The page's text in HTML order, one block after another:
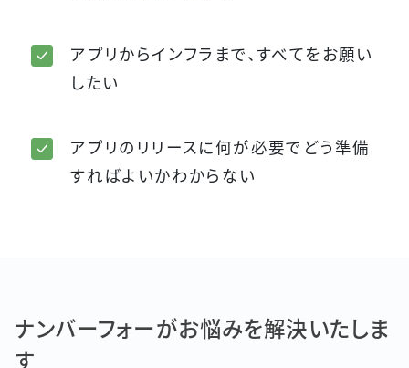
アプリからインフラまで、すべてをお願い
したい
アプリのリリースに何が必要でどう準備
すればよいかわからない
ナンバーフォーがお悩みを解決いたしま
す